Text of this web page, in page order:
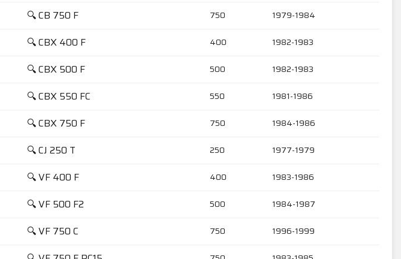
🔍 CB 750 F 750 1979-1984
🔍 CBX 400 F 400 1982-1983
🔍 CBX 500 F 500 1982-1983
🔍 CBX 550 FC 550 1981-1986
🔍 CBX 750 F 750 1984-1986
🔍 CJ 250 T 250 1977-1979
🔍 VF 400 F 400 1983-1986
🔍 VF 500 F2 500 1984-1987
🔍 VF 750 C 750 1996-1999